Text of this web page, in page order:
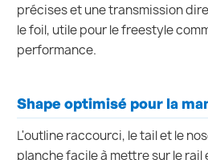
précises et une transmission
le foil, utile pour le freestyle
performance.
Shape optimisé pour la
L'outline raccourci, le tail et le
planche facile à mettre sur le rail